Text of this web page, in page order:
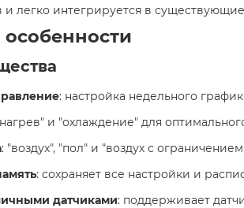
легко интегрируется в
: настройка недельного
и "охлаждение" для
: "воздух", "пол" и "воздух с
: сохраняет все настройки и
датчиками: поддерживает